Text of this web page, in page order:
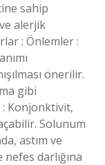
sahip
alerjik
: Önlemler :
önerilir.
gibi
: Konjonktivit,
Solunum
astım ve
darlığına